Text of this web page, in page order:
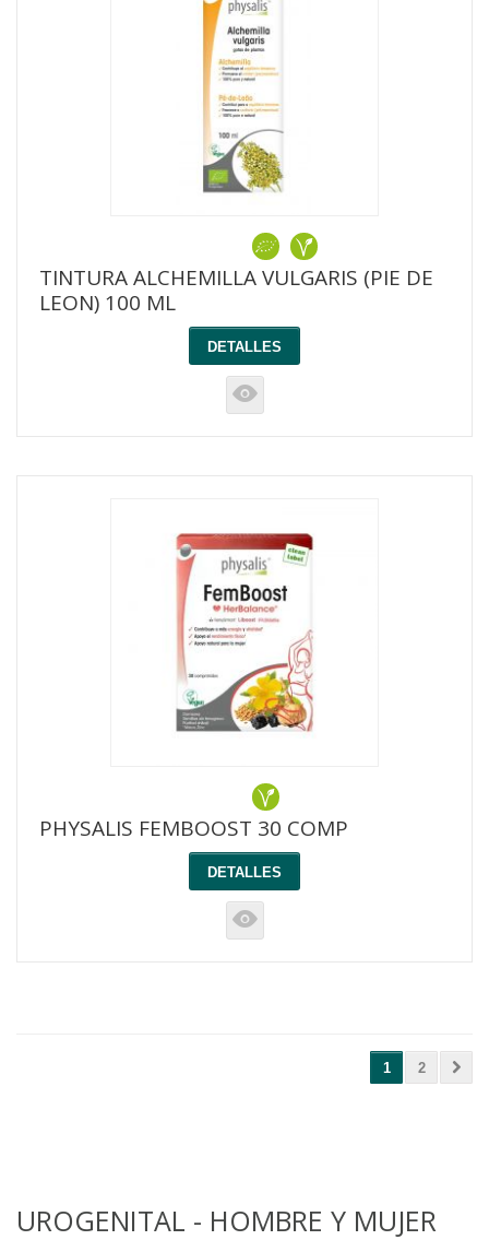
TINTURA ALCHEMILLA VULGARIS (PIE DE
LEON) 100 ML
DETALLES
K
PHYSALIS FEMBOOST 30 COMP
DETALLES
K
1 2
UROGENITAL - HOMBRE Y MUJER